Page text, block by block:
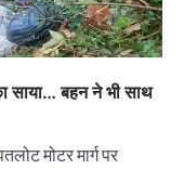
साया… बहन ने भी साथ
मोटर मार्ग पर